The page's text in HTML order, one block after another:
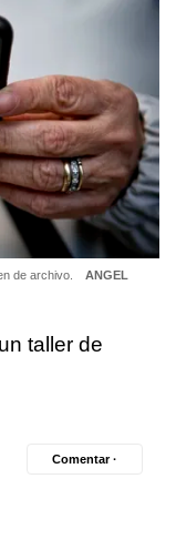
de archivo.
ANGEL
taller de
Comentar ·